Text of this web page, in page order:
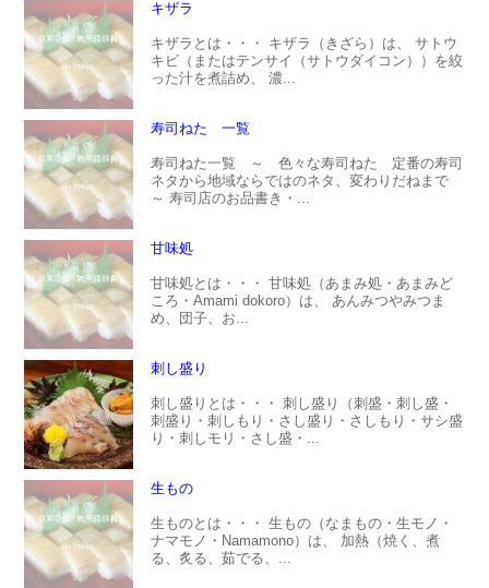
キザラ
キザラとは・・・ キザラ（きざら）は、 サトウ
キビ（またはテンサイ（サトウダイコン））を絞
った汁を煮詰め、 濃...
寿司ねた 一覧
寿司ねた一覧 ～ 色々な寿司ねた 定番の寿司
ネタから地域ならではのネタ、変わりだねまで
～ 寿司店のお品書き・...
甘味処
甘味処とは・・・ 甘味処（あまみ処・あまみど
ころ・Amami dokoro）は、 あんみつやみつま
め、団子、お...
刺し盛り
刺し盛りとは・・・ 刺し盛り（刺盛・刺し盛・
刺盛り・刺しもり・さし盛り・さしもり・サシ盛
り・刺しモリ・さし盛・...
生もの
生ものとは・・・ 生もの（なまもの・生モノ・
ナマモノ・Namamono）は、 加熱（焼く、煮
る、炙る、茹でる、...